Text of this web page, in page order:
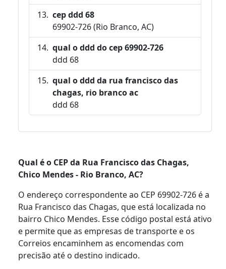
cep ddd 68
69902-726 (Rio Branco, AC)
qual o ddd do cep 69902-726
ddd 68
qual o ddd da rua francisco das
chagas, rio branco ac
ddd 68
Qual é o CEP da Rua Francisco das Chagas,
Chico Mendes - Rio Branco, AC?
O endereço correspondente ao CEP 69902-726 é a
Rua Francisco das Chagas, que está localizada no
bairro Chico Mendes. Esse código postal está ativo
e permite que as empresas de transporte e os
Correios encaminhem as encomendas com
precisão até o destino indicado.